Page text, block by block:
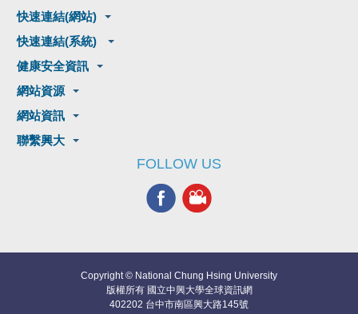
快速連結(網站)
快速連結(系統)
健康安全資訊
網站資源
網站資訊
聯繫興大
FOLLOW US
Copyright © National Chung Hsing University
版權所有 國立中興大學全球資訊網
402202 台中市南區興大路145號